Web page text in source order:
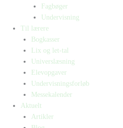
Fagbøger
Undervisning
Til lærere
Bogkasser
Lix og let-tal
Universlæsning
Elevopgaver
Undervisningsforløb
Messekalender
Aktuelt
Artikler